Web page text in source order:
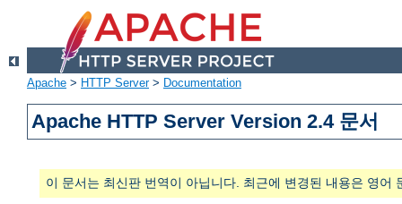
Apache > HTTP Server> Documentation
Apache HTTP Server Version 2.4 문서
이 문서는 최신판 번역이 아닙니다. 최근에 변경된 내용은 영어